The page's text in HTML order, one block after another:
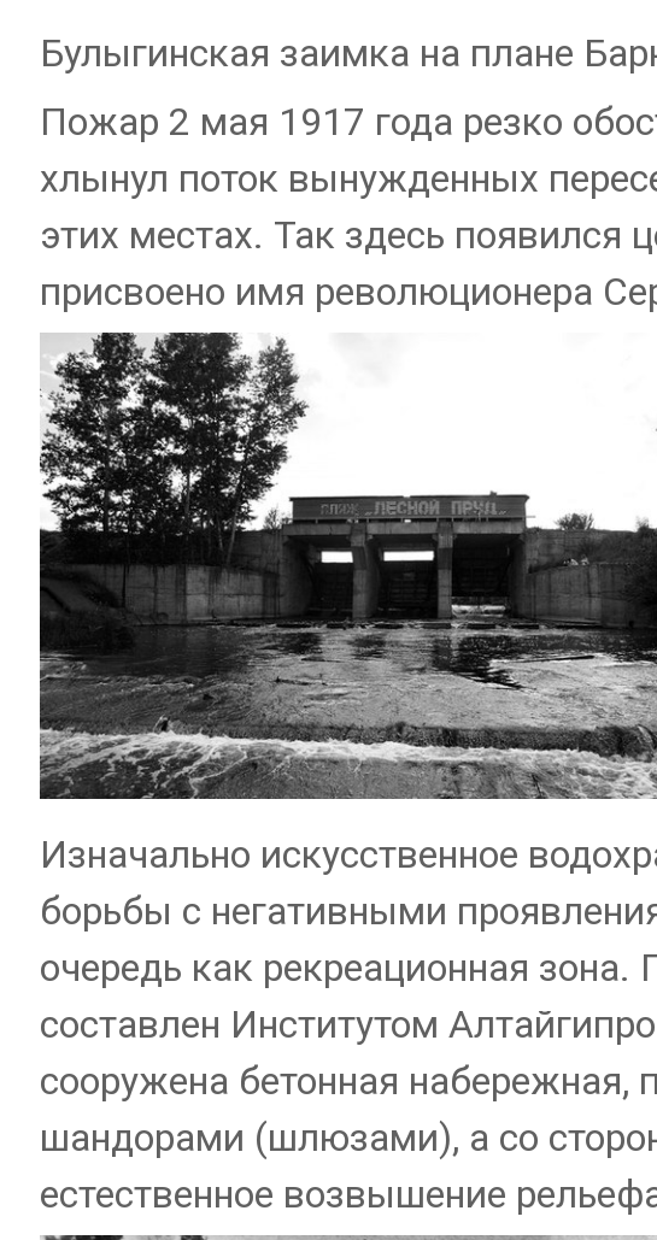
Булыгинская заимка на плане
Пожар 2 мая 1917 года резко
хлынул поток вынужденных
этих местах. Так здесь
присвоено имя революционера
Изначально искусственное
борьбы с негативными
очередь как рекреационная зона.
составлен Институтом
сооружена бетонная набережная,
шандорами (шлюзами), а со
естественное возвышение